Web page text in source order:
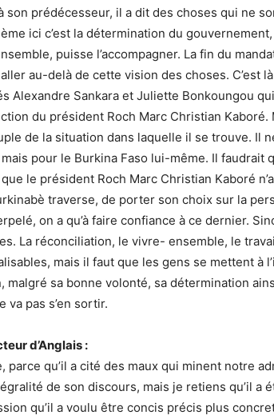
son prédécesseur, il a dit des choses qui ne
ici c’est la détermination du
puisse l’accompagner. La fin du
au-delà de cette vision des choses. C’est
Alexandre Sankara et Juliette Bonkoungou
du président Roch Marc Christian Kaboré.
de la situation dans laquelle il se trouve. Il
pour le Burkina Faso lui-même. Il faudrait
le président Roch Marc Christian Kaboré
traverse, de porter son choix sur la
on a qu’à faire confiance à ce dernier.
La réconciliation, le vivre- ensemble, le
mais il faut que les gens se mettent à
malgré sa bonne volonté, sa détermination
va pas s’en sortir.
d’Anglais :
parce qu’il a cité des maux qui minent notre
de son discours, mais je retiens qu’il a
qu’il a voulu être concis précis plus